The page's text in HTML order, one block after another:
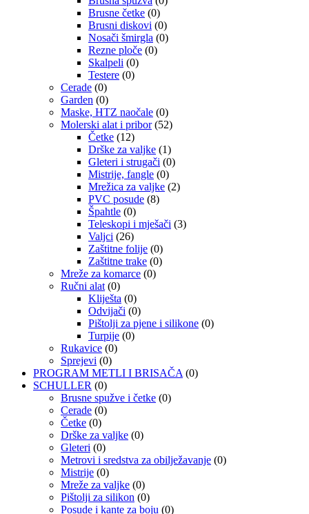
Brusne četke (0)
Brusni diskovi (0)
Nosači šmirgla (0)
Rezne ploče (0)
Skalpeli (0)
Testere (0)
Cerade (0)
Garden (0)
Maske, HTZ naočale (0)
Molerski alat i pribor (52)
Četke (12)
Drške za valjke (1)
Gleteri i strugači (0)
Mistrije, fangle (0)
Mrežica za valjke (2)
PVC posude (8)
Špahtle (0)
Teleskopi i mješači (3)
Valjci (26)
Zaštitne folije (0)
Zaštitne trake (0)
Mreže za komarce (0)
Ručni alat (0)
Kliješta (0)
Odvijači (0)
Pištolji za pjene i silikone (0)
Turpije (0)
Rukavice (0)
Sprejevi (0)
PROGRAM METLI I BRISAČA (0)
SCHULLER (0)
Brusne spužve i četke (0)
Cerade (0)
Četke (0)
Drške za valjke (0)
Gleteri (0)
Metrovi i sredstva za obilježavanje (0)
Mistrije (0)
Mreže za valjke (0)
Pištolji za silikon (0)
Posude i kante za boju (0)